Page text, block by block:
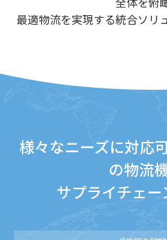
最適物流を実現する統合ソリ
様々なニーズに対応
の物流
サプライチェ